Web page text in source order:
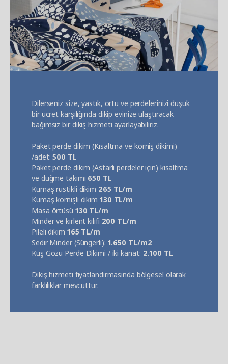
Dilerseniz size, yastık, örtü ve perdelerinizi düşük
bir ücret karşılığında dikip evinize ulaştıracak
bağımsız bir dikiş hizmeti ayarlayabiliriz.
Paket perde dikim (Kısaltma ve korniş dikimi)
/adet:500 TL
Paket perde dikim (Astarlı perdeler için) kısaltma
ve düğme takımı 650 TL
Kumaş rustikli dikim 265 TL/m
Kumaş kornişli dikim 130 TL/m
Masa örtüsü 130 TL/m
Minder ve kırlent kılıfı 200 TL/m
Pileli dikim 165 TL/m
Sedir Minder (Süngerli): 1.650 TL/m2
Kuş Gözü Perde Dikimi / iki kanat: 2.100 TL
Dikiş hizmeti fiyatlandırmasında bölgesel olarak
farklılıklar mevcuttur.